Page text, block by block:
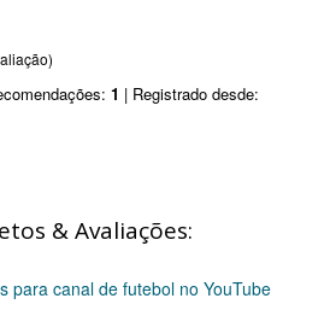
1 | Registrado desde:
& Avaliações:
para canal de futebol no YouTube